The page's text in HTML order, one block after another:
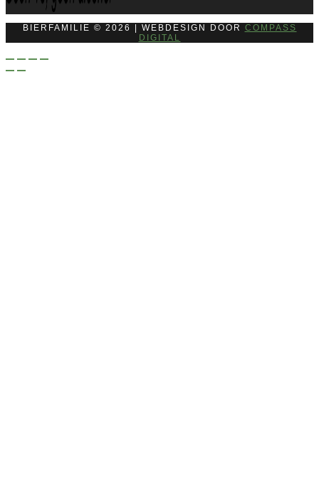
BIERFAMILIE © 2026 | WEBDESIGN DOOR COMPASS
DIGITAL